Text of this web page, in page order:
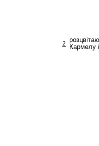
2
Кармелу